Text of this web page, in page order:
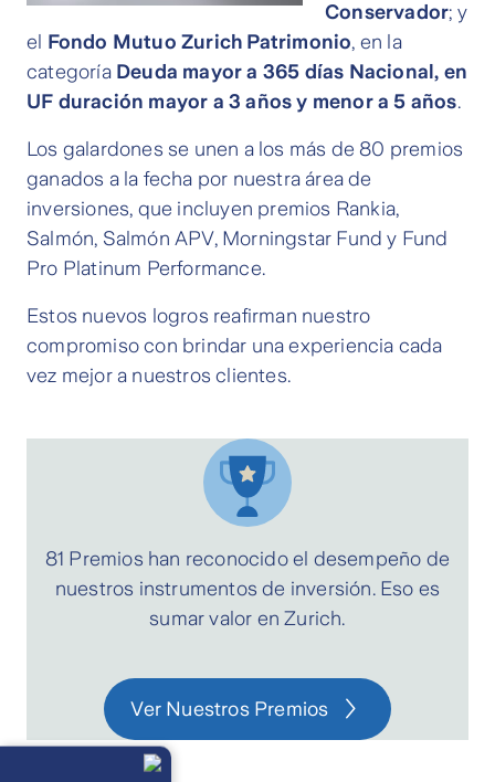
Conservador; y
el Fondo Mutuo Zurich Patrimonio, en la
categoría Deuda mayor a 365 días Nacional, en
UF duración mayor a 3 años y menor a 5 años.
Los galardones se unen a los más de 80 premios
ganados a la fecha por nuestra área de
inversiones, que incluyen premios Rankia,
Salmón, Salmón APV, Morningstar Fund y Fund
Pro Platinum Performance.
Estos nuevos logros reafirman nuestro
compromiso con brindar una experiencia cada
vez mejor a nuestros clientes.
81 Premios han reconocido el desempeño de
nuestros instrumentos de inversión. Eso es
sumar valor en Zurich.
Ver Nuestros Premios